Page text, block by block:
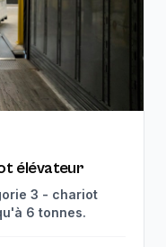
élévateur
3 - chariot
6 tonnes.